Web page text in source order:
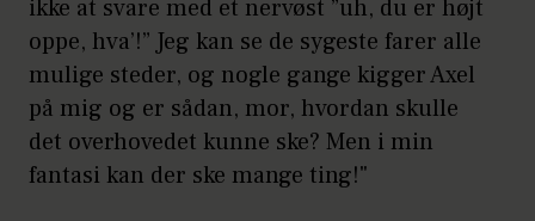
ikke at svare med et nervøst ”uh, du er højt
oppe, hva’!” Jeg kan se de sygeste farer alle
mulige steder, og nogle gange kigger Axel
på mig og er sådan, mor, hvordan skulle
det overhovedet kunne ske? Men i min
fantasi kan der ske mange ting!"